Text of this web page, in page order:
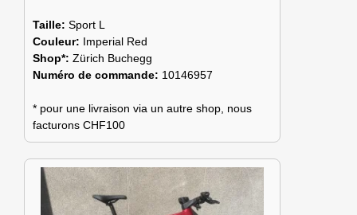
Taille: Sport L
Couleur: Imperial Red
Shop*: Zürich Buchegg
Numéro de commande: 10146957
* pour une livraison via un autre shop, nous
facturons CHF100